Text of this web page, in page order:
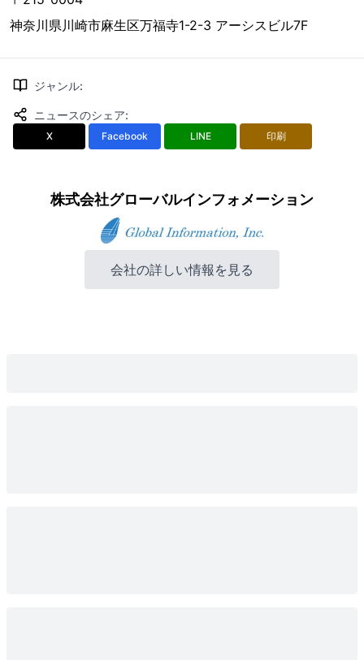
神奈川県川崎市麻生区万福寺1-2-3 アーシスビル7F
ジャンル:
ニュースのシェア:
X Facebook LINE 印刷
株式会社グローバルインフォメーション
会社の詳しい情報を見る